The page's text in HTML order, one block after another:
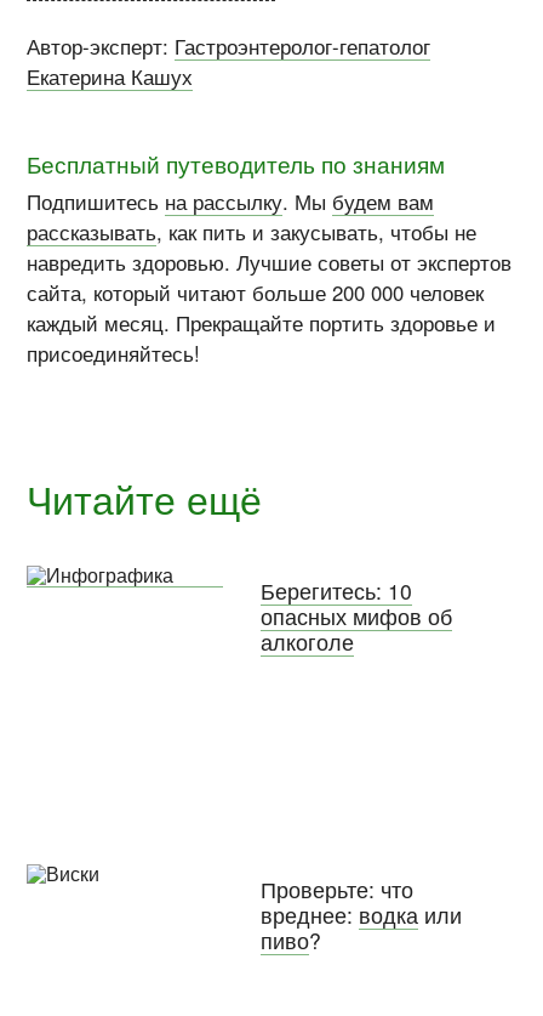
Автор-эксперт: Гастроэнтеролог-гепатолог
Екатерина Кашух
Бесплатный путеводитель по знаниям
Подпишитесь на рассылку. Мы будем вам
рассказывать, как пить и закусывать, чтобы не
навредить здоровью. Лучшие советы от экспертов
сайта, который читают больше 200 000 человек
каждый месяц. Прекращайте портить здоровье и
присоединяйтесь!
Читайте ещё
Берегитесь: 10
опасных мифов об
алкоголе
Проверьте: что
вреднее: водкаили
пиво?